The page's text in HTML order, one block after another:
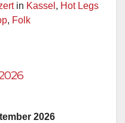
in Kassel , Hot Legs
, Folk
2026